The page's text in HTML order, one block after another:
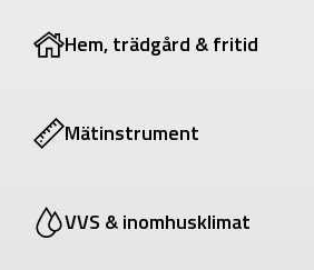
Hem, trädgård & fritid
Mätinstrument
VVS & inomhusklimat